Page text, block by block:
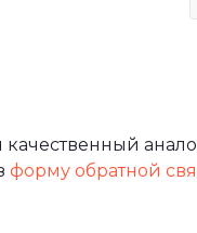
форму обратной